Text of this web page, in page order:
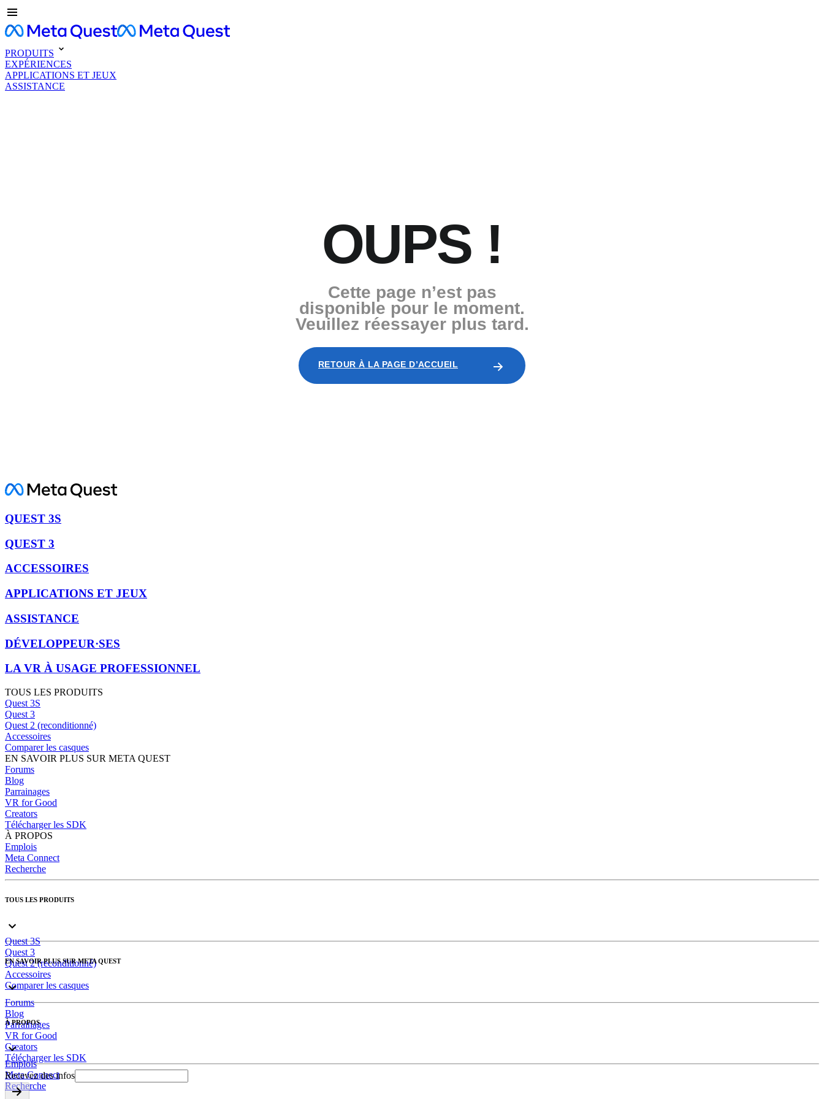
PRODUITS
EXPÉRIENCES
APPLICATIONS ET JEUX
ASSISTANCE
OUPS !
Cette page n’est pas
disponible pour le moment.
Veuillez réessayer plus tard.
RETOUR À LA PAGE D’ACCUEIL
QUEST 3S
QUEST 3
ACCESSOIRES
APPLICATIONS ET JEUX
ASSISTANCE
DÉVELOPPEUR·SES
LA VR À USAGE PROFESSIONNEL
TOUS LES PRODUITS
Quest 3S
Quest 3
Quest 2 (reconditionné)
Accessoires
Comparer les casques
EN SAVOIR PLUS SUR META QUEST
Forums
Blog
Parrainages
VR for Good
Creators
Télécharger les SDK
À PROPOS
Emplois
Meta Connect
Recherche
TOUS LES PRODUITS
Quest 3S
Quest 3
Quest 2 (reconditionné)
Accessoires
Comparer les casques
EN SAVOIR PLUS SUR META QUEST
Forums
Blog
Parrainages
VR for Good
Creators
Télécharger les SDK
À PROPOS
Emplois
Meta Connect
Recherche
Recevez des infos